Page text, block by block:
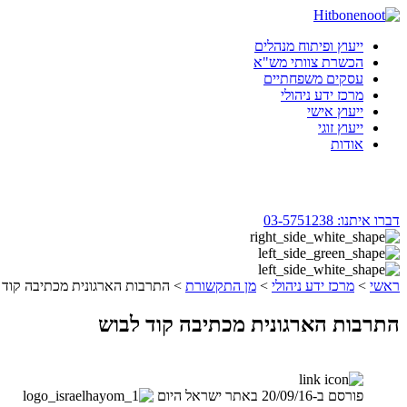
Skip
contentייעוץ ופיתוח מנהלים
הכשרת צוותי מש"א
עסקים משפחתיים
מרכז ידע ניהולי
ייעוץ אישי
ייעוץ זוגי
אודות
דברו איתנו: 03-5751238
ראשי > מרכז ידע ניהולי > מן התקשורת > התרבות הארגונית מכתיבה
התרבות הארגונית מכתיבה קוד לבוש
פורסם ב-20/09/16 באתר ישראל היום